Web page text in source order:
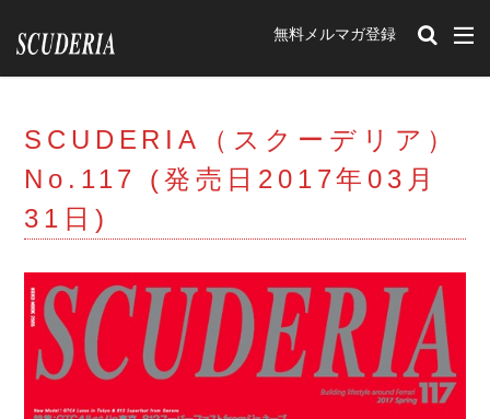
無料メルマガ登録
SCUDERIA（スクーデリア）
No.117 (発売日2017年03月
31日)
カテゴリー
タグ
romaspider SF90XXstradale purosangue
Mondial3.2 Mondial Cabriolet 328GTB
328GTS 308GTB 208GTB 512BB
GTBturbo 360 Modena 456M F50
550 Maranello 599